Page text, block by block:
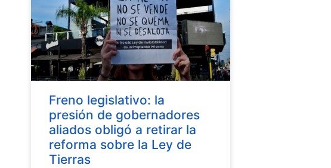
Freno legislativo: la
presión de gobernadores
aliados obligó a retirar la
reforma sobre la Ley de
Tierras